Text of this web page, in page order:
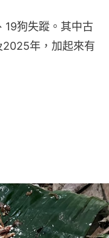
19狗失蹤。其中古
年，加起來有